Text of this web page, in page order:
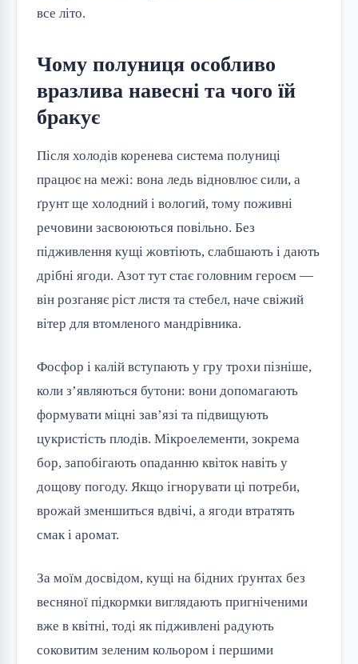
все літо.
Чому полуниця особливо
вразлива навесні та чого їй
бракує
Після холодів коренева система полуниці
працює на межі: вона ледь відновлює сили, а
ґрунт ще холодний і вологий, тому поживні
речовини засвоюються повільно. Без
підживлення кущі жовтіють, слабшають і дають
дрібні ягоди. Азот тут стає головним героєм —
він розганяє ріст листя та стебел, наче свіжий
вітер для втомленого мандрівника.
Фосфор і калій вступають у гру трохи пізніше,
коли з’являються бутони: вони допомагають
формувати міцні зав’язі та підвищують
цукристість плодів. Мікроелементи, зокрема
бор, запобігають опаданню квіток навіть у
дощову погоду. Якщо ігнорувати ці потреби,
врожай зменшиться вдвічі, а ягоди втратять
смак і аромат.
За моїм досвідом, кущі на бідних ґрунтах без
весняної підкормки виглядають пригніченими
вже в квітні, тоді як підживлені радують
соковитим зеленим кольором і першими